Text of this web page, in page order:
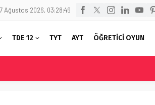
7 Ağustos 2026, 03:28:46
TDE 12 TYT AYT ÖĞRETİCİ OYUN